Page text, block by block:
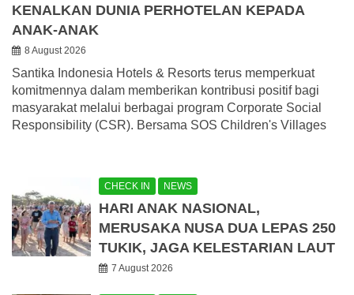
KENALKAN DUNIA PERHOTELAN KEPADA
ANAK-ANAK
8 August 2026
Santika Indonesia Hotels & Resorts terus memperkuat
komitmennya dalam memberikan kontribusi positif bagi
masyarakat melalui berbagai program Corporate Social
Responsibility (CSR). Bersama SOS Children's Villages
CHECK IN NEWS
HARI ANAK NASIONAL,
MERUSAKA NUSA DUA LEPAS 250
TUKIK, JAGA KELESTARIAN LAUT
7 August 2026